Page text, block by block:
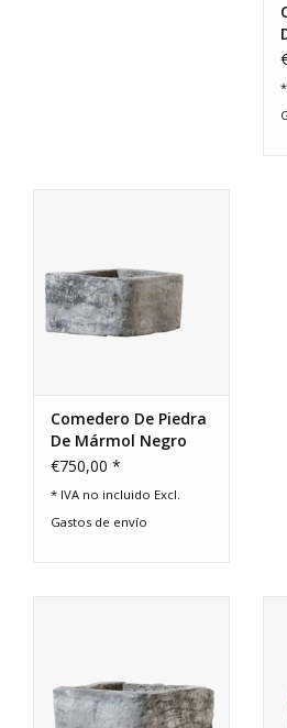
Comedero De Piedra
De Mármol Negro
Belga
€750,00 *
* IVA no incluido Excl.
Gastos de envío